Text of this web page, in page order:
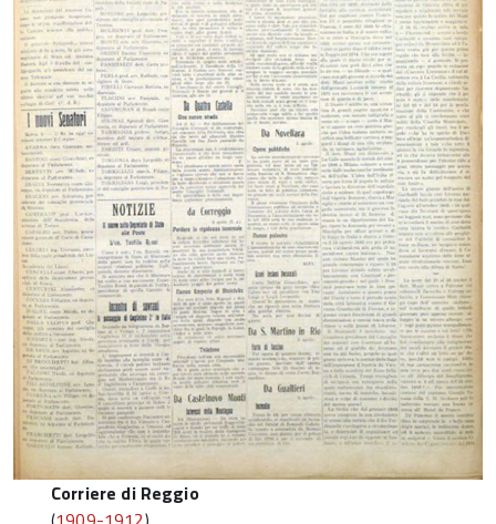
Corriere di Reggio